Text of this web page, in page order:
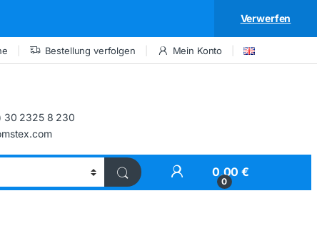
Verwerfen
Bestellung verfolgen Mein Konto
30 2325 8 230
My Account
0
0,00€